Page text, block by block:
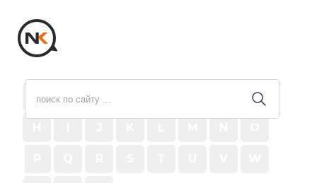
# A B G